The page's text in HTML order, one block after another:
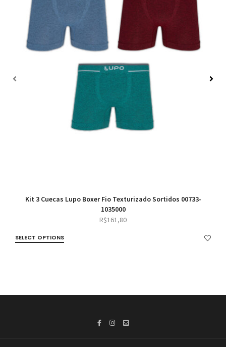
Kit 3 Cuecas Lupo Boxer Fio Texturizado Sortidos 00733-
1035000
R$161,80
SELECT OPTIONS